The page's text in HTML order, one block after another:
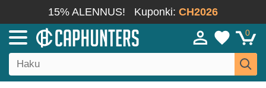
15% ALENNUS! Kuponki: CH2026
0